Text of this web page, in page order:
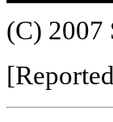
(C) 2007